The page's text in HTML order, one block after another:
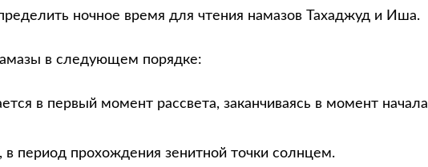
ночное время для чтения намазов Тахаджуд и Иша.
в следующем порядке:
в первый момент рассвета, заканчиваясь в момент начала
в период прохождения зенитной точки солнцем.